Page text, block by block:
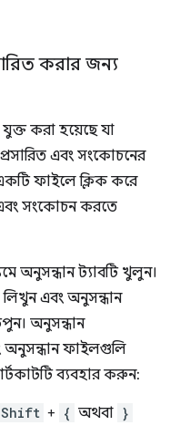
করার জন্য
করা হয়েছে যা
এবং সংকোচনের
ফাইলে ক্লিক করে
সংকোচন করতে
অনুসন্ধান ট্যাবটি খুলুন।
লিখুন এবং অনুসন্ধান
অনুসন্ধান
ফাইলগুলি
ব্যবহার করুন:
Shift + { অথবা }